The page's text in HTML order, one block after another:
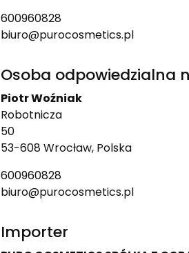
600960828
biuro@purocosmetics.pl
Osoba odpowiedzialna
Piotr Woźniak
Robotnicza
50
53-608 Wrocław, Polska
600960828
biuro@purocosmetics.pl
Importer